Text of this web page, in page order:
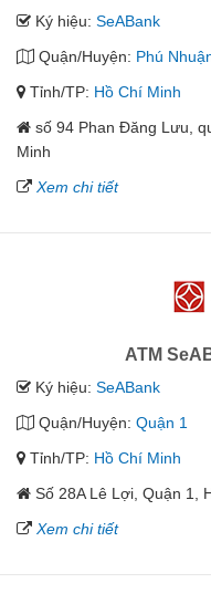
Ký hiệu: SeABank
Quận/Huyện: Phú
Tỉnh/TP: Hồ Chí Minh
số 94 Phan Đăng Lưu,
Minh
Xem chi tiết
ATM
Ký hiệu: SeABank
Quận/Huyện: Quận 1
Tỉnh/TP: Hồ Chí Minh
Số 28A Lê Lợi, Quận 1,
Xem chi tiết